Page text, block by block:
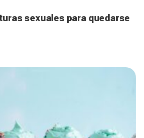
sexuales para quedarse